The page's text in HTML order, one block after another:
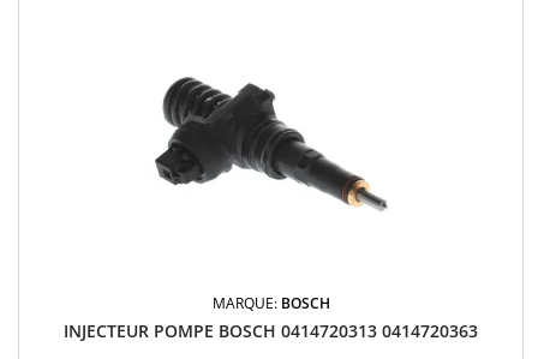
MARQUE: BOSCH
INJECTEUR POMPE BOSCH 0414720313 0414720363